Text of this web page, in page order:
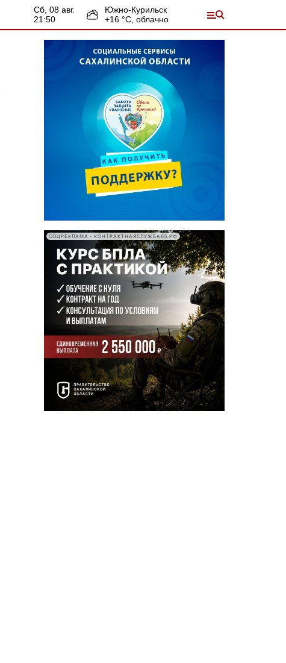
сб, 08 авг.
21:50
Южно-Курильск
+16 °С, облачно
СОЦРЕКЛАМА • КОНТРАКТНАЯСЛУЖБА65.РФ